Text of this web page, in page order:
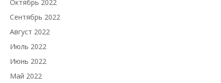
Октябрь 2022
Сентябрь 2022
Август 2022
Июль 2022
Июнь 2022
Май 2022